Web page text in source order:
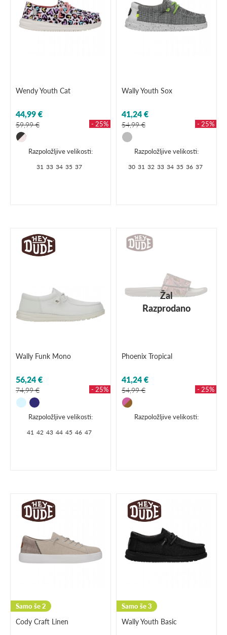
Wendy Youth Cat
44,99 €
59,99 € - 25%
Razpoložljive velikosti:
31 33 34 35 37
Wally Youth Sox
41,24 €
54,99 € - 25%
Razpoložljive velikosti:
30 31 32 33 34 35 36 37
Wally Funk Mono
56,24 €
74,99 € - 25%
Razpoložljive velikosti:
41 42 43 44 45 46 47
Žal
Razprodano
Phoenix Tropical
41,24 €
54,99 € - 25%
Razpoložljive velikosti:
Samo še 2
Cody Craft Linen
Samo še 3
Wally Youth Basic